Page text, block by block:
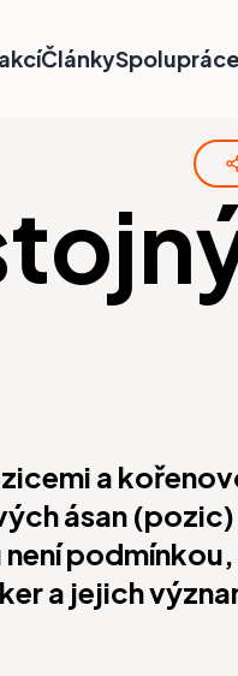
ČlánkySpolupráce
a
ásan
a jejich